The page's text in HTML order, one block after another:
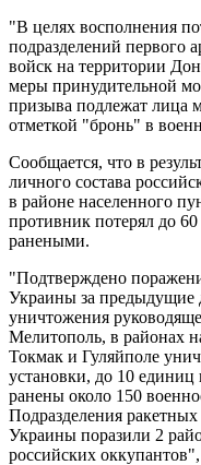
"В целях восполнения
подразделений первого
войск на территории
меры принудительной
призыва подлежат лица
отметкой "бронь" в
Сообщается, что в
личного состава
в районе населенного
противник потерял до
ранеными.
"Подтверждено
Украины за предыдущие
уничтожения
Мелитополь, в районах
Токмак и Гуляйполе
установки, до 10 единиц
ранены около 150
Подразделения
Украины поразили 2
российских